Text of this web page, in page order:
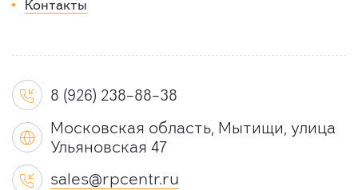
Контакты
 8 (926) 238-88-38

Московская область, Мытищи, улица
Ульяновская 47
 sales@rpcentr.ru